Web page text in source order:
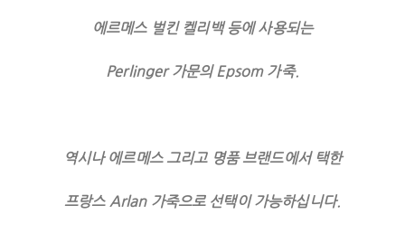
에르메스 벌킨 켈리백 등에 사용되는
Perlinger 가문의 Epsom 가죽.
역시나 에르메스 그리고 명품 브랜드에서 택한
프랑스 Arlan 가죽으로 선택이 가능하십니다.